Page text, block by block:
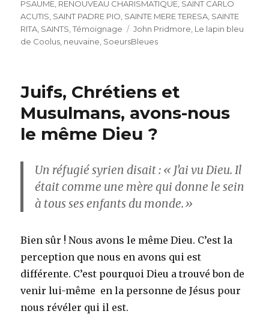
PSAUME RENOUVEAU CHARISMATIQUE SAINT CARLO
ACUTIS SAINT PADRE PIO SAINTE MERE TERESA SAINTE
RITA SAINTS ,Témoignage Étiquettes
John Pridmore Le lapin bleu
de Coolus neuvaine SoeursBleues
Juifs, Chrétiens et
Musulmans, avons-nous
le même Dieu ?
Un réfugié syrien disait : « J’ai vu Dieu. Il
était comme une mère qui donne le sein
à tous ses enfants du monde.»
Bien sûr ! Nous avons le même Dieu. C’est la
perception que nous en avons qui est
différente. C’est pourquoi Dieu a trouvé bon de
venir lui-même en la personne de Jésus pour
nous révéler qui il est.